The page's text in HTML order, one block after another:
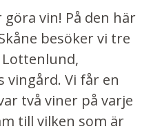
vin! På den här
besöker vi tre
vingård. Vi får en
två viner på varje
till vilken som är